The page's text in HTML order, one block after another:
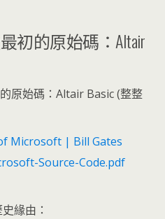
初的原始碼：Altair
原始碼：Altair Basic (整整
Microsoft | Bill Gates
Source-Code.pdf
緣由：